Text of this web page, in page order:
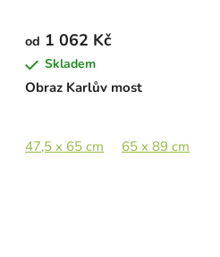
89 x 122 cm
Obraz Karlův most
od 1 062 Kč
Skladem
47,5 x 65 cm 65 x 89 cm